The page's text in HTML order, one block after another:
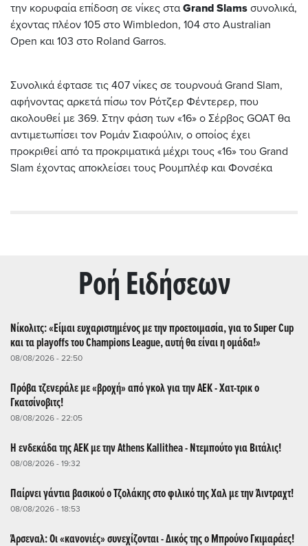
την κορυφαία επίδοση σε νίκες στα Grand Slams συνολικά,
έχοντας πλέον 105 στο Wimbledon, 104 στο Australian
Open και 103 στο Roland Garros.
Συνολικά έφτασε τις 407 νίκες σε τουρνουά Grand Slam,
αφήνοντας αρκετά πίσω τον Ρότζερ Φέντερερ, που
ακολουθεί με 369. Στην φάση των «16» ο Σέρβος GOAT θα
αντιμετωπίσει τον Ρομάν Σιαφούλιν, ο οποίος έχει
προκριθεί από τα προκριματικά μέχρι τους «16» του Grand
Slam έχοντας αποκλείσει τους Ρουμπλέφ και Φονσέκα
Ρoή Ειδήσεων
Νίκολιτς: «Είμαι ευχαριστημένος με την προετοιμασία, για το Super Cup
και τα playoffs του Champions League, αυτή θα είναι η ομάδα!»
08/08/2026 - 22:50
Πρόβα τζενεράλε με «βροχή» από γκολ για την ΑΕΚ - Χατ-τρικ ο
Γκατσίνοβιτς!
08/08/2026 - 22:05
Η ενδεκάδα της ΑΕΚ με την Athens Kallithea - Ντεμπούτο για Βιτάλις!
08/08/2026 - 19:32
Παίρνει γάντια βασικού ο Τζολάκης στο φιλικό της Χαλ με την Άιντραχτ!
08/08/2026 - 18:53
Άρσεναλ: Οι «κανονιές» συνεχίζονται - Δικός της ο Μπρούνο Γκιμαράες!